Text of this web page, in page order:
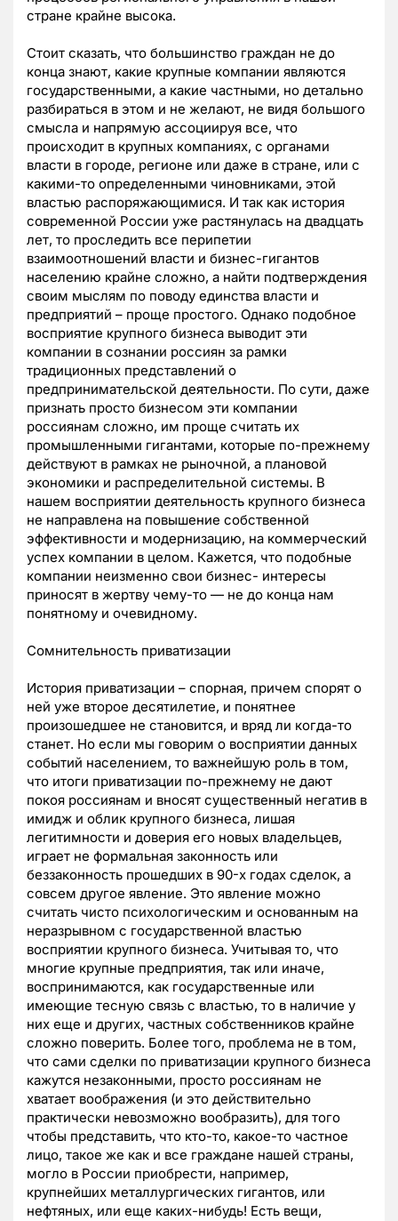
стране крайне высока.
Стоит сказать, что большинство граждан не до
конца знают, какие крупные компании являются
государственными, а какие частными, но детально
разбираться в этом и не желают, не видя большого
смысла и напрямую ассоциируя все, что
происходит в крупных компаниях, с органами
власти в городе, регионе или даже в стране, или с
какими-то определенными чиновниками, этой
властью распоряжающимися. И так как история
современной России уже растянулась на двадцать
лет, то проследить все перипетии
взаимоотношений власти и бизнес-гигантов
населению крайне сложно, а найти подтверждения
своим мыслям по поводу единства власти и
предприятий – проще простого. Однако подобное
восприятие крупного бизнеса выводит эти
компании в сознании россиян за рамки
традиционных представлений о
предпринимательской деятельности. По сути, даже
признать просто бизнесом эти компании
россиянам сложно, им проще считать их
промышленными гигантами, которые по-прежнему
действуют в рамках не рыночной, а плановой
экономики и распределительной системы. В
нашем восприятии деятельность крупного бизнеса
не направлена на повышение собственной
эффективности и модернизацию, на коммерческий
успех компании в целом. Кажется, что подобные
компании неизменно свои бизнес- интересы
приносят в жертву чему-то — не до конца нам
понятному и очевидному.
Сомнительность приватизации
История приватизации – спорная, причем спорят о
ней уже второе десятилетие, и понятнее
произошедшее не становится, и вряд ли когда-то
станет. Но если мы говорим о восприятии данных
событий населением, то важнейшую роль в том,
что итоги приватизации по-прежнему не дают
покоя россиянам и вносят существенный негатив в
имидж и облик крупного бизнеса, лишая
легитимности и доверия его новых владельцев,
играет не формальная законность или
беззаконность прошедших в 90-х годах сделок, а
совсем другое явление. Это явление можно
считать чисто психологическим и основанным на
неразрывном с государственной властью
восприятии крупного бизнеса. Учитывая то, что
многие крупные предприятия, так или иначе,
воспринимаются, как государственные или
имеющие тесную связь с властью, то в наличие у
них еще и других, частных собственников крайне
сложно поверить. Более того, проблема не в том,
что сами сделки по приватизации крупного бизнеса
кажутся незаконными, просто россиянам не
хватает воображения (и это действительно
практически невозможно вообразить), для того
чтобы представить, что кто-то, какое-то частное
лицо, такое же как и все граждане нашей страны,
могло в России приобрести, например,
крупнейших металлургических гигантов, или
нефтяных, или еще каких-нибудь! Есть вещи,